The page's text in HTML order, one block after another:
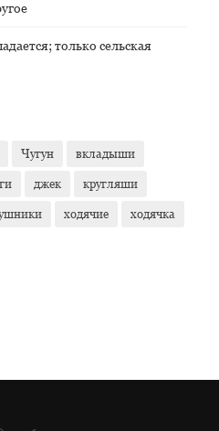
только сельская
Чугун вкладыши
джек кругляши
ходячие ходячка